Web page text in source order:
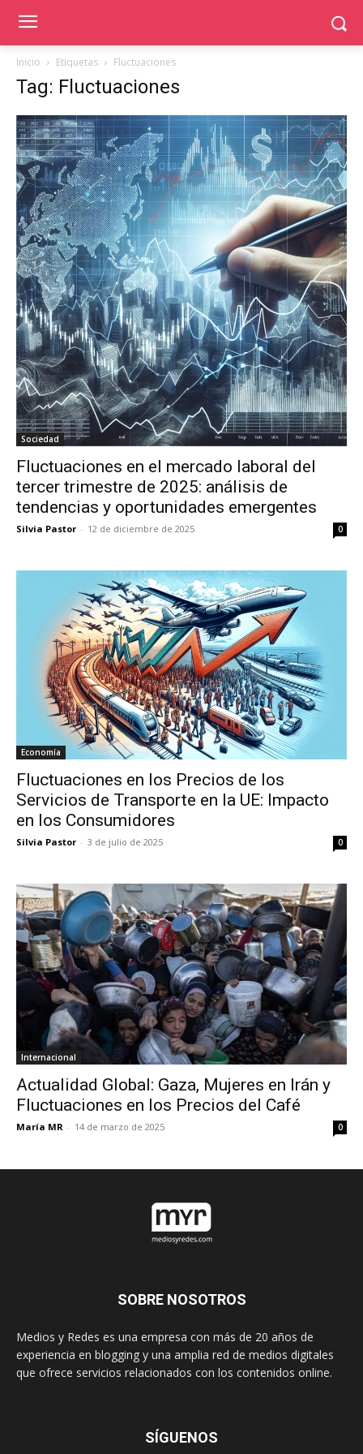
Inicio Etiquetas Fluctuaciones
Tag: Fluctuaciones
Sociedad
Fluctuaciones en el mercado laboral del
tercer trimestre de 2025: análisis de
tendencias y oportunidades emergentes
Silvia Pastor - 12 de diciembre de 2025 0
Economía
Fluctuaciones en los Precios de los
Servicios de Transporte en la UE: Impacto
en los Consumidores
Silvia Pastor - 3 de julio de 2025 0
Internacional
Actualidad Global: Gaza, Mujeres en Irán y
Fluctuaciones en los Precios del Café
María MR - 14 de marzo de 2025 0
SOBRE NOSOTROS
Medios y Redes es una empresa con más de 20 años de
experiencia en blogging y una amplia red de medios digitales
que ofrece servicios relacionados con los contenidos online.
SÍGUENOS